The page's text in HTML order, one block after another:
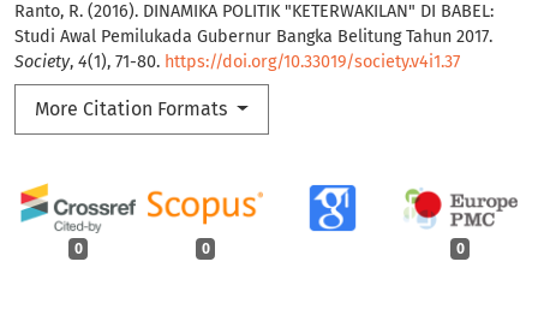
Ranto, R. (2016). DINAMIKA POLITIK "KETERWAKILAN" DI BABEL:
Studi Awal Pemilukada Gubernur Bangka Belitung Tahun 2017.
Society, 4(1), 71-80. https://doi.org/10.33019/society.v4i1.37
More Citation Formats
0 0 0